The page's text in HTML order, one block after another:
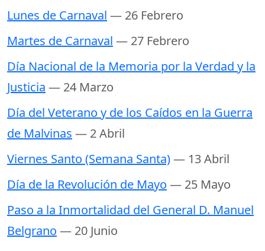
Lunes de Carnaval — 26 Febrero
Martes de Carnaval — 27 Febrero
Día Nacional de la Memoria por la Verdad y la
Justicia — 24 Marzo
Día del Veterano y de los Caídos en la Guerra
de Malvinas — 2 Abril
Viernes Santo (Semana Santa)— 13 Abril
Día de la Revolución de Mayo — 25 Mayo
Paso a la Inmortalidad del General D. Manuel
Belgrano — 20 Junio